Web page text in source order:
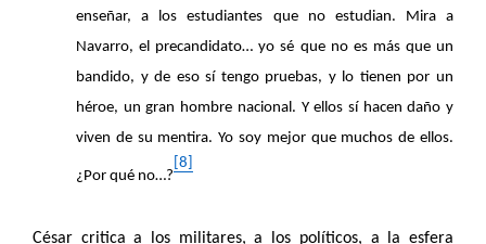
enseñar, a los estudiantes que no estudian. Mira a
Navarro, el precandidato… yo sé que no es más que un
bandido, y de eso sí tengo pruebas, y lo tienen por un
héroe, un gran hombre nacional. Y ellos sí hacen daño y
viven de su mentira. Yo soy mejor que muchos de ellos.
¿Por qué no…?
[8]
César critica a los militares, a los políticos, a la esfera